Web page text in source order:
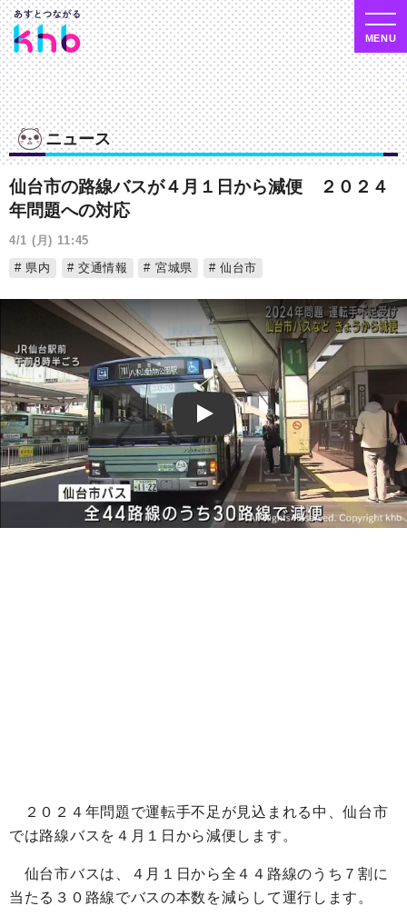
ニュース
仙台市の路線バスが４月１日から減便 ２０２４
年問題への対応
4/1 (月) 11:45
県内
交通情報 宮城県 仙台市
Play
２０２４年問題で運転手不足が見込まれる中、仙台市
では路線バスを４月１日から減便します。
仙台市バスは、４月１日から全４４路線のうち７割に
当たる３０路線でバスの本数を減らして運行します。